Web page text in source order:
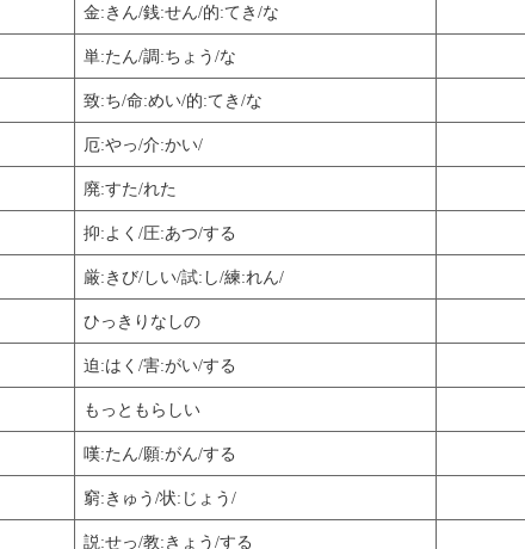
金:きん/銭:せん/的:てき/な
単:たん/調:ちょう/な
致:ち/命:めい/的:てき/な
厄:やっ/介:かい/
廃:すた/れた
抑:よく/圧:あつ/する
厳:きび/しい/試:し/練:れん/
ひっきりなしの
迫:はく/害:がい/する
もっともらしい
嘆:たん/願:がん/する
窮:きゅう/状:じょう/
説:せっ/教:きょう/する